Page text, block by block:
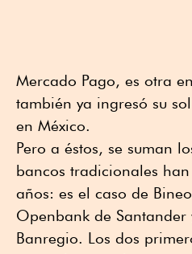
Mercado Pago, es otra
también ya ingresó su
en México.
Pero a éstos, se suman
bancos tradicionales
años: es el caso de
Openbank de Santander
Banregio. Los dos